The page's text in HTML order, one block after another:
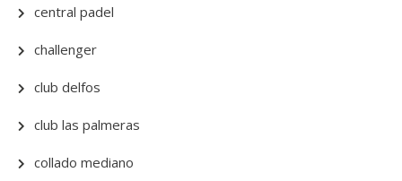
central padel
challenger
club delfos
club las palmeras
collado mediano